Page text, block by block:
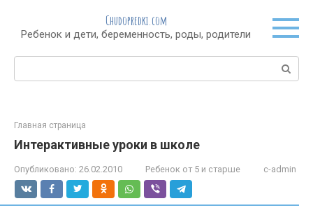
контенту
Chudopredki.com
Ребенок и дети, беременность, роды, родители
Поиск:
Главная страница
Интерактивные уроки в школе
Опубликовано: 26.02.2010 Ребенок от 5 и старше c-admin